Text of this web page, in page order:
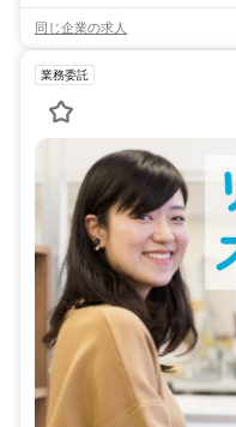
同じ企業の求人
業務委託